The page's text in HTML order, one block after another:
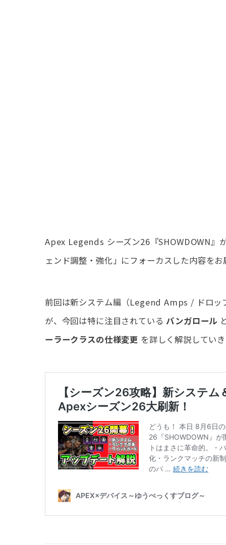
Apex Legends シーズン26『SHOWDOWN』
ェンド調整・強化」にフォーカスした内容をお
前回は新システム編（Legend Amps / ドロッ
が、今回は特に注目されているバンガロール
ーラークラスの仕様変更 を詳しく解説してい